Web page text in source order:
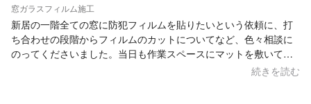
窓ガラスフィルム施工
新居の一階全ての窓に防犯フィルムを貼りたいという依頼に、打
ち合わせの段階からフィルムのカットについてなど、色々相談に
のってくださいました。当日も作業スペースにマットを敷いて床
を汚さないように気を遣って作業してくださいました。作業を見
続きを読む